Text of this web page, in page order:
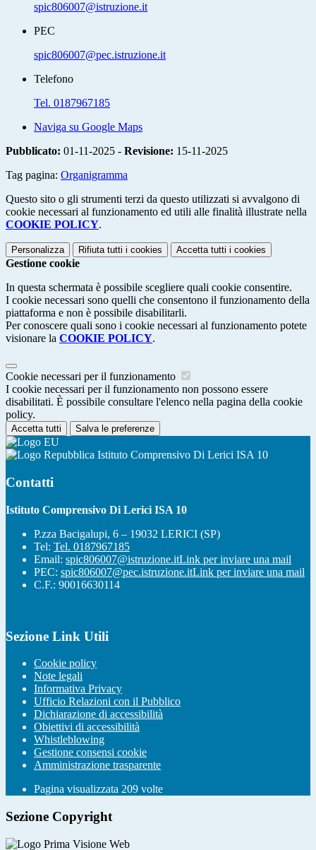
spic806007@istruzione.it
PEC
spic806007@pec.istruzione.it
Telefono
Tel. 0187967185
Naviga su Google Maps
Pubblicato: 01-11-2025 - Revisione: 15-11-2025
Tag pagina: Organigramma
Questo sito o gli strumenti terzi da questo utilizzati si avvalgono di
cookie necessari al funzionamento ed utili alle finalità illustrate nella
COOKIE POLICY.
Personalizza Rifiuta tutti i cookies Accetta tutti i cookies
Gestione cookie
In questa schermata è possibile scegliere quali cookie consentire.
I cookie necessari sono quelli che consentono il funzionamento della
piattaforma e non è possibile disabilitarli.
Per conoscere quali sono i cookie necessari al funzionamento potete
visionare la COOKIE POLICY.
Cookie necessari per il funzionamento
I cookie necessari per il funzionamento non possono essere
disabilitati. È possibile consultare l'elenco nella pagina della cookie
policy.
Accetta tutti Salva le preferenze
Istituto Comprensivo Di Lerici ISA 10
Contatti
Istituto Comprensivo Di Lerici ISA 10
P.zza Bacigalupi, 6 – 19032 LERICI (SP)
Tel: Tel. 0187967185
Email: spic806007@istruzione.itLink per inviare una mail
PEC: spic806007@pec.istruzione.itLink per inviare una mail
C.F.: 90016630114
Sezione Link Utili
Cookie policy
Note legali
Informativa Privacy
Ufficio Relazioni con il Pubblico
Dichiarazione di accessibilità
Obiettivi di accessibilità
Whistleblowing
Gestione consensi cookie
Amministrazione trasparente
Pagina visualizzata 209 volte
Sezione Copyright